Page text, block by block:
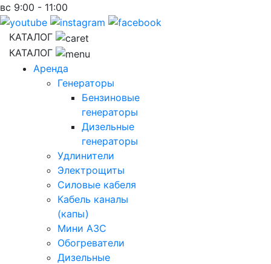
вс 9:00 - 11:00
КАТАЛОГ
КАТАЛОГ
Аренда
Генераторы
Бензиновые
генераторы
Дизельные
генераторы
Удлинители
Электрощиты
Силовые кабеля
Кабель каналы
(капы)
Мини АЗС
Обогреватели
Дизельные